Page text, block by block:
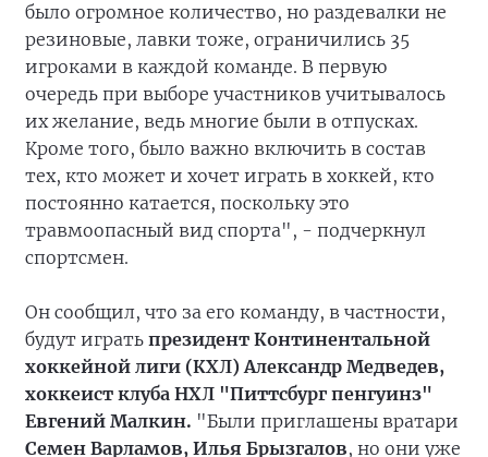
было огромное количество, но раздевалки не
резиновые, лавки тоже, ограничились 35
игроками в каждой команде. В первую
очередь при выборе участников учитывалось
их желание, ведь многие были в отпусках.
Кроме того, было важно включить в состав
тех, кто может и хочет играть в хоккей, кто
постоянно катается, поскольку это
травмоопасный вид спорта", - подчеркнул
спортсмен.
Он сообщил, что за его команду, в частности,
будут играть президент Континентальной
хоккейной лиги (КХЛ) Александр Медведев,
хоккеист клуба НХЛ "Питтсбург пенгуинз"
Евгений Малкин. "Были приглашены вратари
Семен Варламов, Илья Брызгалов, но они уже